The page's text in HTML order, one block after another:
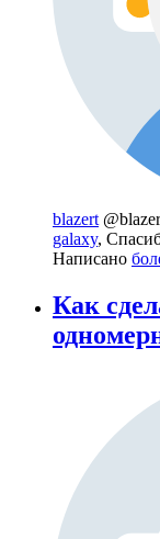
blazert
galaxy,
Написано
Как